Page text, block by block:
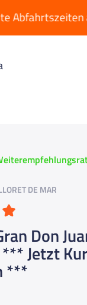
am
DE MAR
Don
Jetzt
***